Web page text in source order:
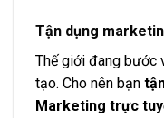
Tận dụng
Thế giới đang bước
tạo. Cho nên bạn
Marketing trực